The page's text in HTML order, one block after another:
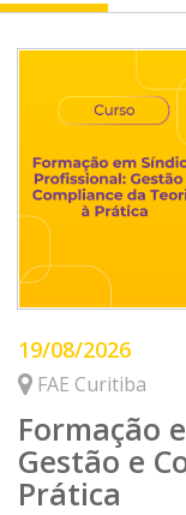
19/08/2026
FAE Curitiba
Formação
Gestão e
Prática